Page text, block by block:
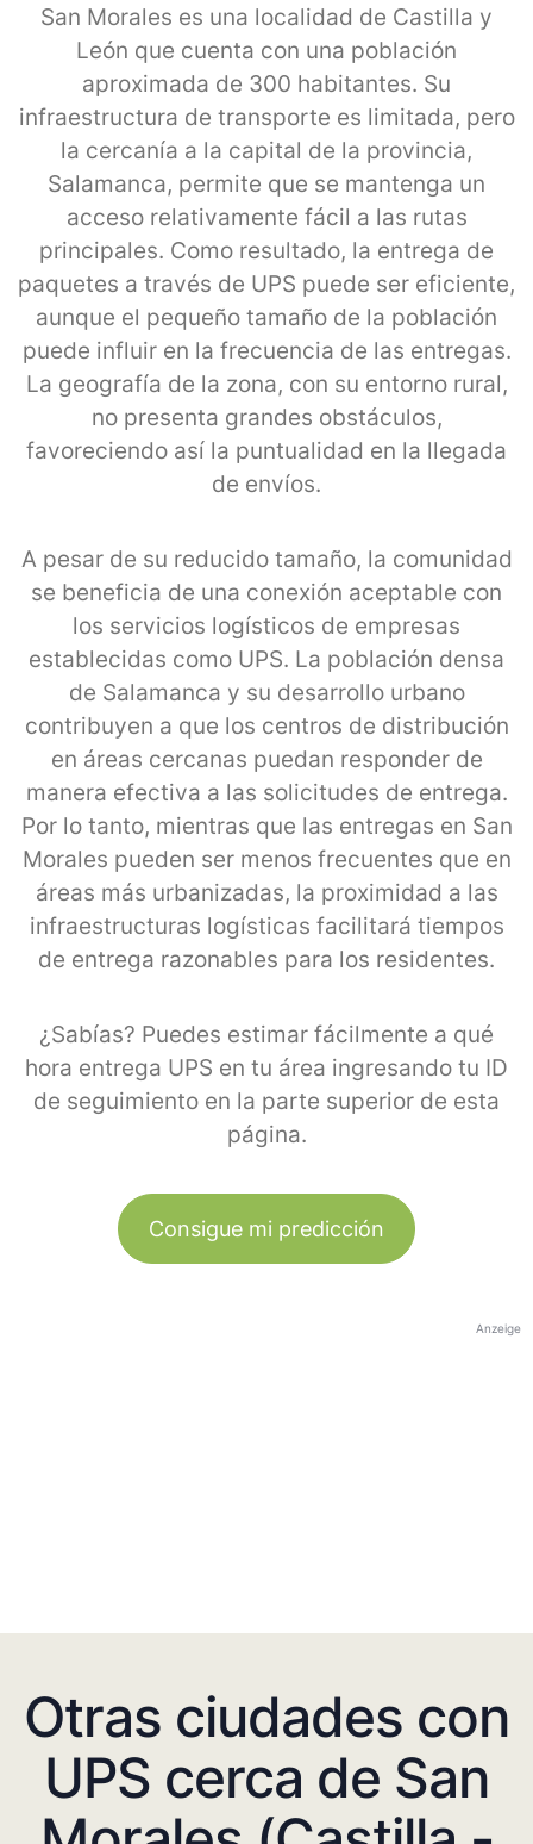
San Morales es una localidad de Castilla y
León que cuenta con una población
aproximada de 300 habitantes. Su
infraestructura de transporte es limitada, pero
la cercanía a la capital de la provincia,
Salamanca, permite que se mantenga un
acceso relativamente fácil a las rutas
principales. Como resultado, la entrega de
paquetes a través de UPS puede ser eficiente,
aunque el pequeño tamaño de la población
puede influir en la frecuencia de las entregas.
La geografía de la zona, con su entorno rural,
no presenta grandes obstáculos,
favoreciendo así la puntualidad en la llegada
de envíos.
A pesar de su reducido tamaño, la comunidad
se beneficia de una conexión aceptable con
los servicios logísticos de empresas
establecidas como UPS. La población densa
de Salamanca y su desarrollo urbano
contribuyen a que los centros de distribución
en áreas cercanas puedan responder de
manera efectiva a las solicitudes de entrega.
Por lo tanto, mientras que las entregas en San
Morales pueden ser menos frecuentes que en
áreas más urbanizadas, la proximidad a las
infraestructuras logísticas facilitará tiempos
de entrega razonables para los residentes.
¿Sabías? Puedes estimar fácilmente a qué
hora entrega UPS en tu área ingresando tu ID
de seguimiento en la parte superior de esta
página.
Consigue mi predicción
Anzeige
Otras ciudades con
UPS cerca de San